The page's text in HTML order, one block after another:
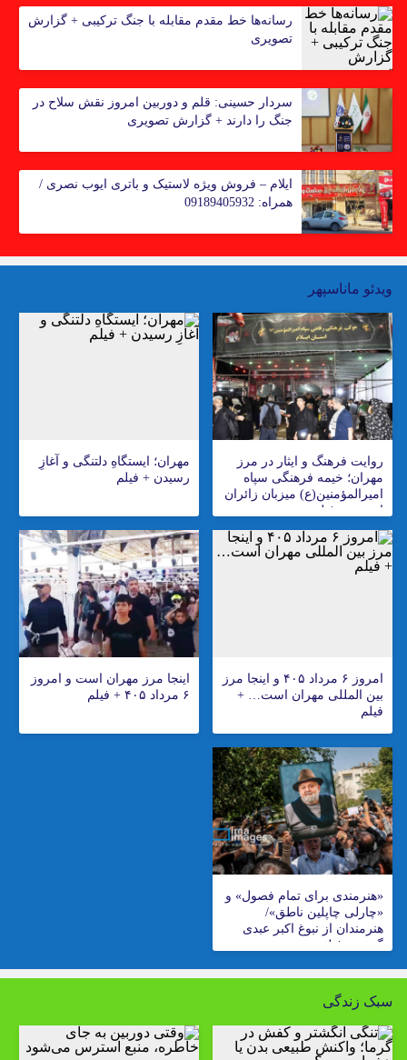
رسانه‌ها خط مقدم مقابله با جنگ ترکیبی + گزارش
تصویری
سردار حسینی: قلم و دوربین امروز نقش سلاح در
جنگ را دارند + گزارش تصویری
ایلام – فروش ویژه لاستیک و باتری ایوب نصری‌ /
همراه: 09189405932
ویدئو ماناسپهر
روایت فرهنگ و ایثار در مرز
مهران؛ خیمه فرهنگی سپاه
امیرالمؤمنین(ع) میزبان زائران
اربعین + فیلم
مهران؛ ایستگاهِ دلتنگی و آغازِ
رسیدن + فیلم
امروز ۶ مرداد ۴۰۵ و اینجا مرز
بین المللی مهران است… +
فیلم
اینجا مرز مهران است و امروز
۶ مرداد ۴۰۵ + فیلم
«هنرمندی برای تمام فصول» و
«چارلی چاپلین ناطق»/
هنرمندان از نبوغ اکبر عبدی
گفتند + فیلم
سبک زندگی